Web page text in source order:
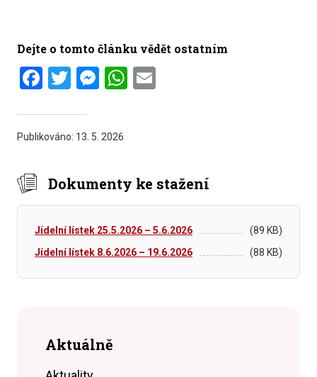
Dejte o tomto článku vědět ostatním
Facebook
Twitter
Messenger
WhatsApp
Publikováno: 13. 5. 2026
Dokumenty ke stažení
Jídelní lístek 25.5.2026 – 5.6.2026
(89 KB)
Jídelní lístek 8.6.2026 – 19.6.2026
(88 KB)
Aktuálně